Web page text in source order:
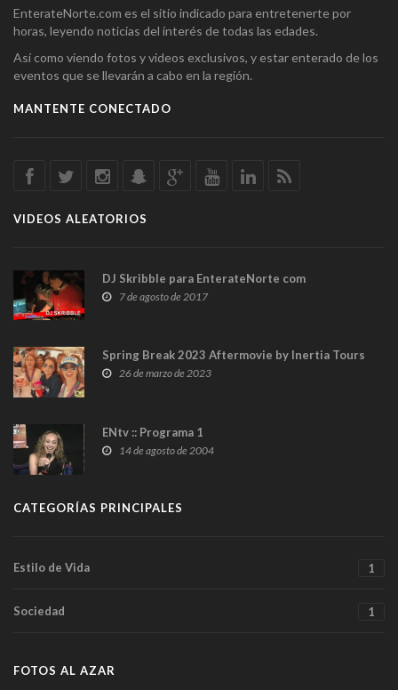
EnterateNorte.com es el sitio indicado para entretenerte por
horas, leyendo noticias del interés de todas las edades.
Así como viendo fotos y videos exclusivos, y estar enterado de los
eventos que se llevarán a cabo en la región.
MANTENTE CONECTADO
VIDEOS ALEATORIOS
DJ Skribble para EnterateNorte com
7 de agosto de 2017
Spring Break 2023 Aftermovie by Inertia Tours
26 de marzo de 2023
ENtv :: Programa 1
14 de agosto de 2004
CATEGORÍAS PRINCIPALES
Estilo de Vida 1
Sociedad 1
FOTOS AL AZAR